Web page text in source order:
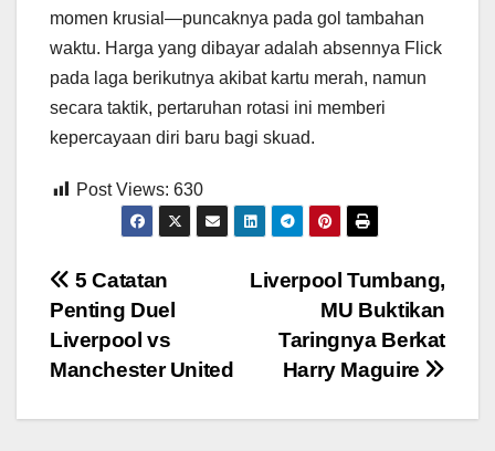
momen krusial—puncaknya pada gol tambahan
waktu. Harga yang dibayar adalah absennya Flick
pada laga berikutnya akibat kartu merah, namun
secara taktik, pertaruhan rotasi ini memberi
kepercayaan diri baru bagi skuad.
Post Views: 630
Post
navigation
Liverpool Tumbang,
MU Buktikan
Taringnya Berkat
Harry Maguire
5 Catatan
Penting Duel
Liverpool vs
Manchester United